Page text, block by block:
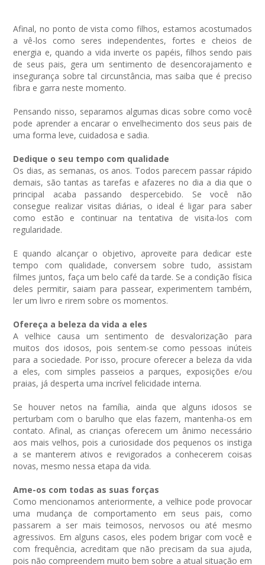
Afinal, no ponto de vista como filhos, estamos acostumados
a vê-los como seres independentes, fortes e cheios de
energia e, quando a vida inverte os papéis, filhos sendo pais
de seus pais, gera um sentimento de desencorajamento e
insegurança sobre tal circunstância, mas saiba que é preciso
fibra e garra neste momento.
Pensando nisso, separamos algumas dicas sobre como você
pode aprender a encarar o envelhecimento dos seus pais de
uma forma leve, cuidadosa e sadia.
Dedique o seu tempo com qualidade
Os dias, as semanas, os anos. Todos parecem passar rápido
demais, são tantas as tarefas e afazeres no dia a dia que o
principal acaba passando despercebido. Se você não
consegue realizar visitas diárias, o ideal é ligar para saber
como estão e continuar na tentativa de visita-los com
regularidade.
E quando alcançar o objetivo, aproveite para dedicar este
tempo com qualidade, conversem sobre tudo, assistam
filmes juntos, faça um belo café da tarde. Se a condição física
deles permitir, saiam para passear, experimentem também,
ler um livro e rirem sobre os momentos.
Ofereça a beleza da vida a eles
A velhice causa um sentimento de desvalorização para
muitos dos idosos, pois sentem-se como pessoas inúteis
para a sociedade. Por isso, procure oferecer a beleza da vida
a eles, com simples passeios a parques, exposições e/ou
praias, já desperta uma incrível felicidade interna.
Se houver netos na família, ainda que alguns idosos se
perturbam com o barulho que elas fazem, mantenha-os em
contato. Afinal, as crianças oferecem um ânimo necessário
aos mais velhos, pois a curiosidade dos pequenos os instiga
a se manterem ativos e revigorados a conhecerem coisas
novas, mesmo nessa etapa da vida.
Ame-os com todas as suas forças
Como mencionamos anteriormente, a velhice pode provocar
uma mudança de comportamento em seus pais, como
passarem a ser mais teimosos, nervosos ou até mesmo
agressivos. Em alguns casos, eles podem brigar com você e
com frequência, acreditam que não precisam da sua ajuda,
pois não compreendem muito bem sobre a atual situação em